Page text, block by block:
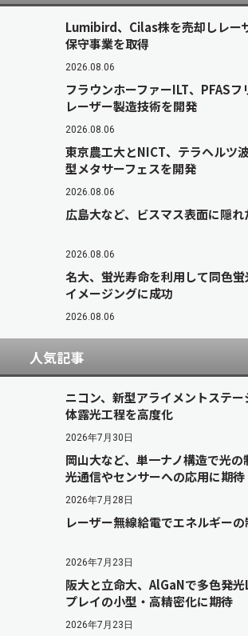
Lumibird、Cilas株を売却しレー
保守事業を取得
2026.08.06
フラウンホーファーILT、PFAS
レーザー製造技術を開発
2026.08.06
東京農工大とNICT、テラヘルツ
型メタサーフェスを開発
2026.08.06
広島大など、ビスマス表面に隠
2026.08.06
名大、蛍光寿命を利用して同色
イメージングに成功
2026.08.06
人気記事
ニコン、新型アライメントステ
体露光工程を高度化
2026年7月30日
岡山大など、単一ナノ構造で光
光通信やセンサーへの応用に期待
2026年7月28日
レーザー無線給電でエネルギー
2026年7月23日
阪大と立命大、AlGaNで多色発
プレイの小型・高精密化に期待
2026年7月23日